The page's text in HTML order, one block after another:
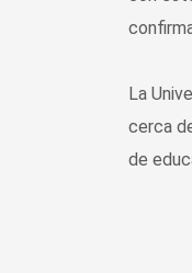
La
cerca
de